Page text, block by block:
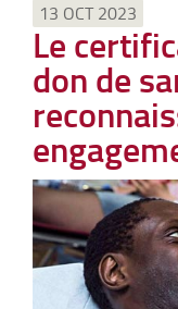
13 OCT 2023
Le
don de